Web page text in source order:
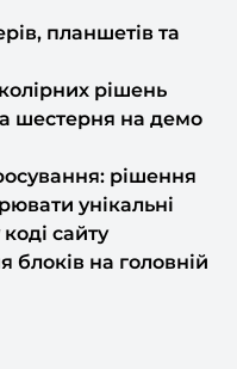
можна
планшетів та
рішень
шестерня на демо
рішення
унікальні
сайту
на головній